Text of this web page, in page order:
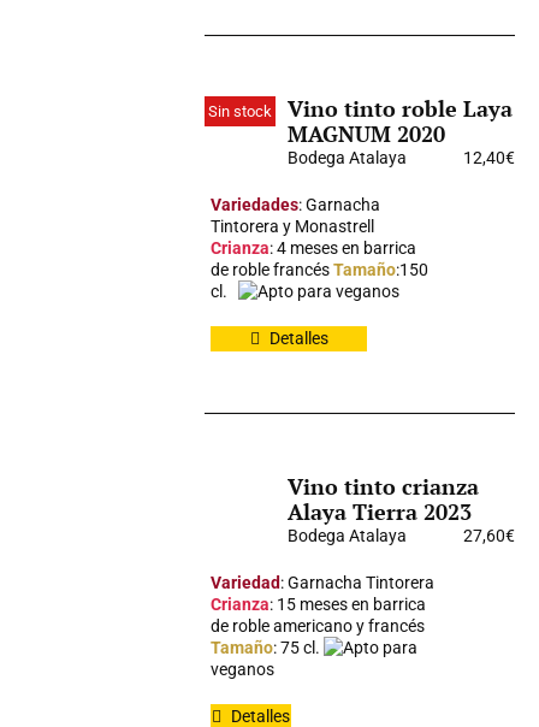
Sin stock
Vino tinto roble Laya
MAGNUM 2020
Bodega Atalaya 12,40€
Variedades: Garnacha
Tintorera y Monastrell
Crianza: 4 meses en barrica
de roble francésTamaño:150
cl.
Apto para veganos
Detalles
Vino tinto crianza
Alaya Tierra 2023
Bodega Atalaya 27,60€
Variedad: Garnacha Tintorera
Crianza: 15 meses en barrica
de roble americano y francés
Tamaño: 75 cl.
Apto para
veganos
Detalles